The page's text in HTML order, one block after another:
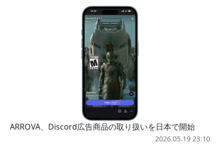
ARROVA、Discord広告商品の取り扱いを日本で開始
2026.05.19 23:10